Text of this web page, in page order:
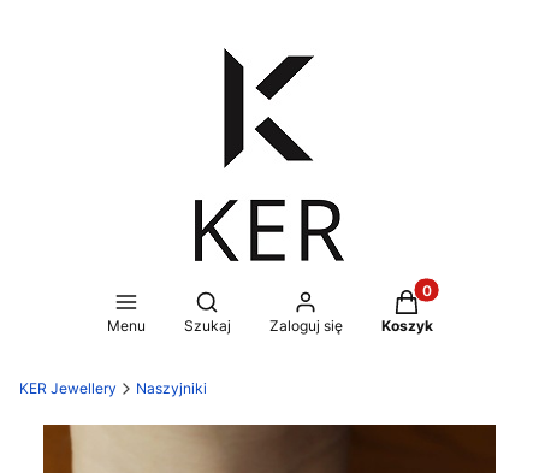
Menu
Otwórz wyszukiwarkę
Szukaj Zaloguj się
Produkty w
Koszyk
KER Jewellery Naszyjniki